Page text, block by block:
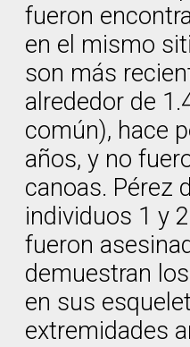
fueron
en el mismo
son más
alrededor de
común), hace
años, y no
canoas. Pérez
individuos 1 y
fueron
demuestran
en sus
extremidades